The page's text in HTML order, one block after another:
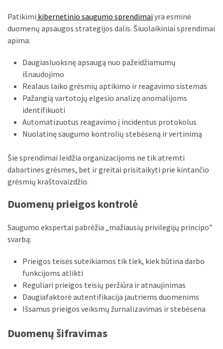
Patikimi kibernetinio saugumo sprendimai yra esminė
duomenų apsaugos strategijos dalis. Šiuolaikiniai sprendimai
apima:
Daugiasluoksnę apsaugą nuo pažeidžiamumų
išnaudojimo
Realaus laiko grėsmių aptikimo ir reagavimo sistemas
Pažangią vartotojų elgesio analizę anomalijoms
identifikuoti
Automatizuotus reagavimo į incidentus protokolus
Nuolatinę saugumo kontrolių stebėseną ir vertinimą
Šie sprendimai leidžia organizacijoms ne tik atremti
dabartines grėsmes, bet ir greitai prisitaikyti prie kintančio
grėsmių kraštovaizdžio.
Duomenų prieigos kontrolė
Saugumo ekspertai pabrėžia „mažiausių privilegijų principo”
svarbą:
Prieigos teisės suteikiamos tik tiek, kiek būtina darbo
funkcijoms atlikti
Reguliari prieigos teisių peržiūra ir atnaujinimas
Daugiafaktorė autentifikacija jautriems duomenims
Išsamus prieigos veiksmų žurnalizavimas ir stebėsena
Duomenų šifravimas